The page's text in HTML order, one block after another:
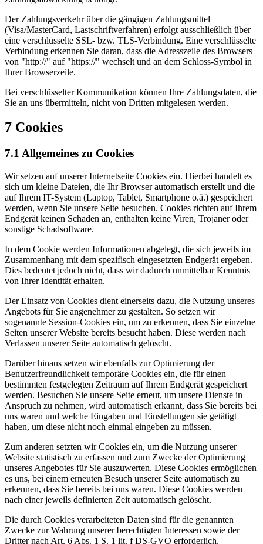
Der Zahlungsverkehr über die gängigen Zahlungsmittel
(Visa/MasterCard, Lastschriftverfahren) erfolgt ausschließlich über
eine verschlüsselte SSL- bzw. TLS-Verbindung. Eine verschlüsselte
Verbindung erkennen Sie daran, dass die Adresszeile des Browsers
von "http://" auf "https://" wechselt und an dem Schloss-Symbol in
Ihrer Browserzeile.
Bei verschlüsselter Kommunikation können Ihre Zahlungsdaten, die
Sie an uns übermitteln, nicht von Dritten mitgelesen werden.
7 Cookies
7.1 Allgemeines zu Cookies
Wir setzen auf unserer Internetseite Cookies ein. Hierbei handelt es
sich um kleine Dateien, die Ihr Browser automatisch erstellt und die
auf Ihrem IT-System (Laptop, Tablet, Smartphone o.ä.) gespeichert
werden, wenn Sie unsere Seite besuchen. Cookies richten auf Ihrem
Endgerät keinen Schaden an, enthalten keine Viren, Trojaner oder
sonstige Schadsoftware.
In dem Cookie werden Informationen abgelegt, die sich jeweils im
Zusammenhang mit dem spezifisch eingesetzten Endgerät ergeben.
Dies bedeutet jedoch nicht, dass wir dadurch unmittelbar Kenntnis
von Ihrer Identität erhalten.
Der Einsatz von Cookies dient einerseits dazu, die Nutzung unseres
Angebots für Sie angenehmer zu gestalten. So setzen wir
sogenannte Session-Cookies ein, um zu erkennen, dass Sie einzelne
Seiten unserer Website bereits besucht haben. Diese werden nach
Verlassen unserer Seite automatisch gelöscht.
Darüber hinaus setzen wir ebenfalls zur Optimierung der
Benutzerfreundlichkeit temporäre Cookies ein, die für einen
bestimmten festgelegten Zeitraum auf Ihrem Endgerät gespeichert
werden. Besuchen Sie unsere Seite erneut, um unsere Dienste in
Anspruch zu nehmen, wird automatisch erkannt, dass Sie bereits bei
uns waren und welche Eingaben und Einstellungen sie getätigt
haben, um diese nicht noch einmal eingeben zu müssen.
Zum anderen setzten wir Cookies ein, um die Nutzung unserer
Website statistisch zu erfassen und zum Zwecke der Optimierung
unseres Angebotes für Sie auszuwerten. Diese Cookies ermöglichen
es uns, bei einem erneuten Besuch unserer Seite automatisch zu
erkennen, dass Sie bereits bei uns waren. Diese Cookies werden
nach einer jeweils definierten Zeit automatisch gelöscht.
Die durch Cookies verarbeiteten Daten sind für die genannten
Zwecke zur Wahrung unserer berechtigten Interessen sowie der
Dritter nach Art. 6 Abs. 1 S. 1 lit. f DS-GVO erforderlich.